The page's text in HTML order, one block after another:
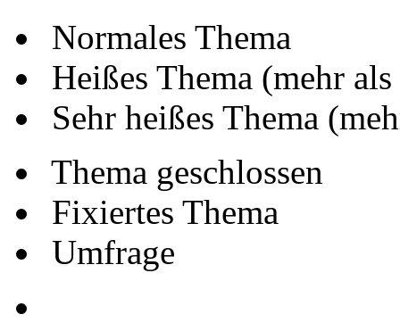
Normales Thema
Heißes Thema (mehr
Sehr heißes Thema
Thema geschlossen
Fixiertes Thema
Umfrage